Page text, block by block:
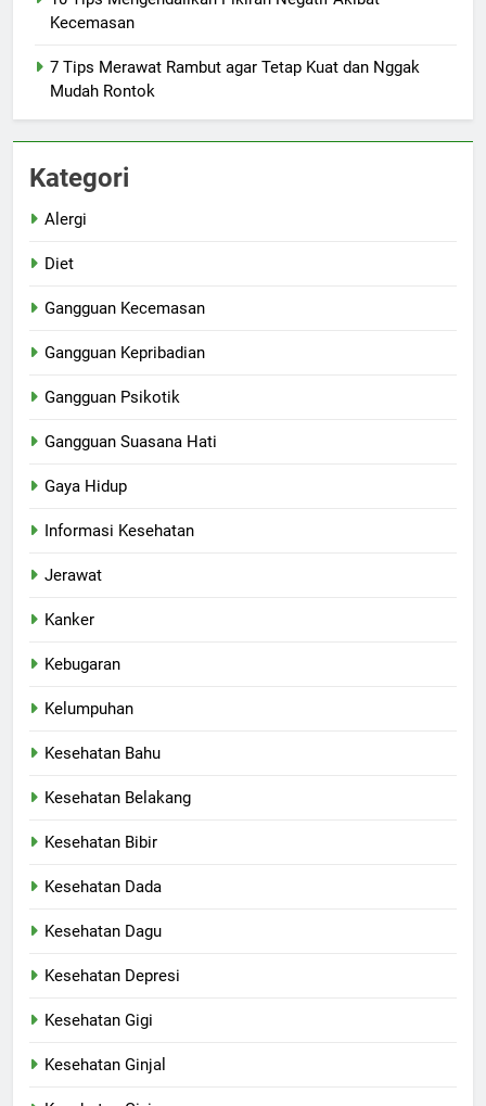
Kecemasan
7 Tips Merawat Rambut agar Tetap Kuat dan Nggak
Mudah Rontok
Kategori
Alergi
Diet
Gangguan Kecemasan
Gangguan Kepribadian
Gangguan Psikotik
Gangguan Suasana Hati
Gaya Hidup
Informasi Kesehatan
Jerawat
Kanker
Kebugaran
Kelumpuhan
Kesehatan Bahu
Kesehatan Belakang
Kesehatan Bibir
Kesehatan Dada
Kesehatan Dagu
Kesehatan Depresi
Kesehatan Gigi
Kesehatan Ginjal